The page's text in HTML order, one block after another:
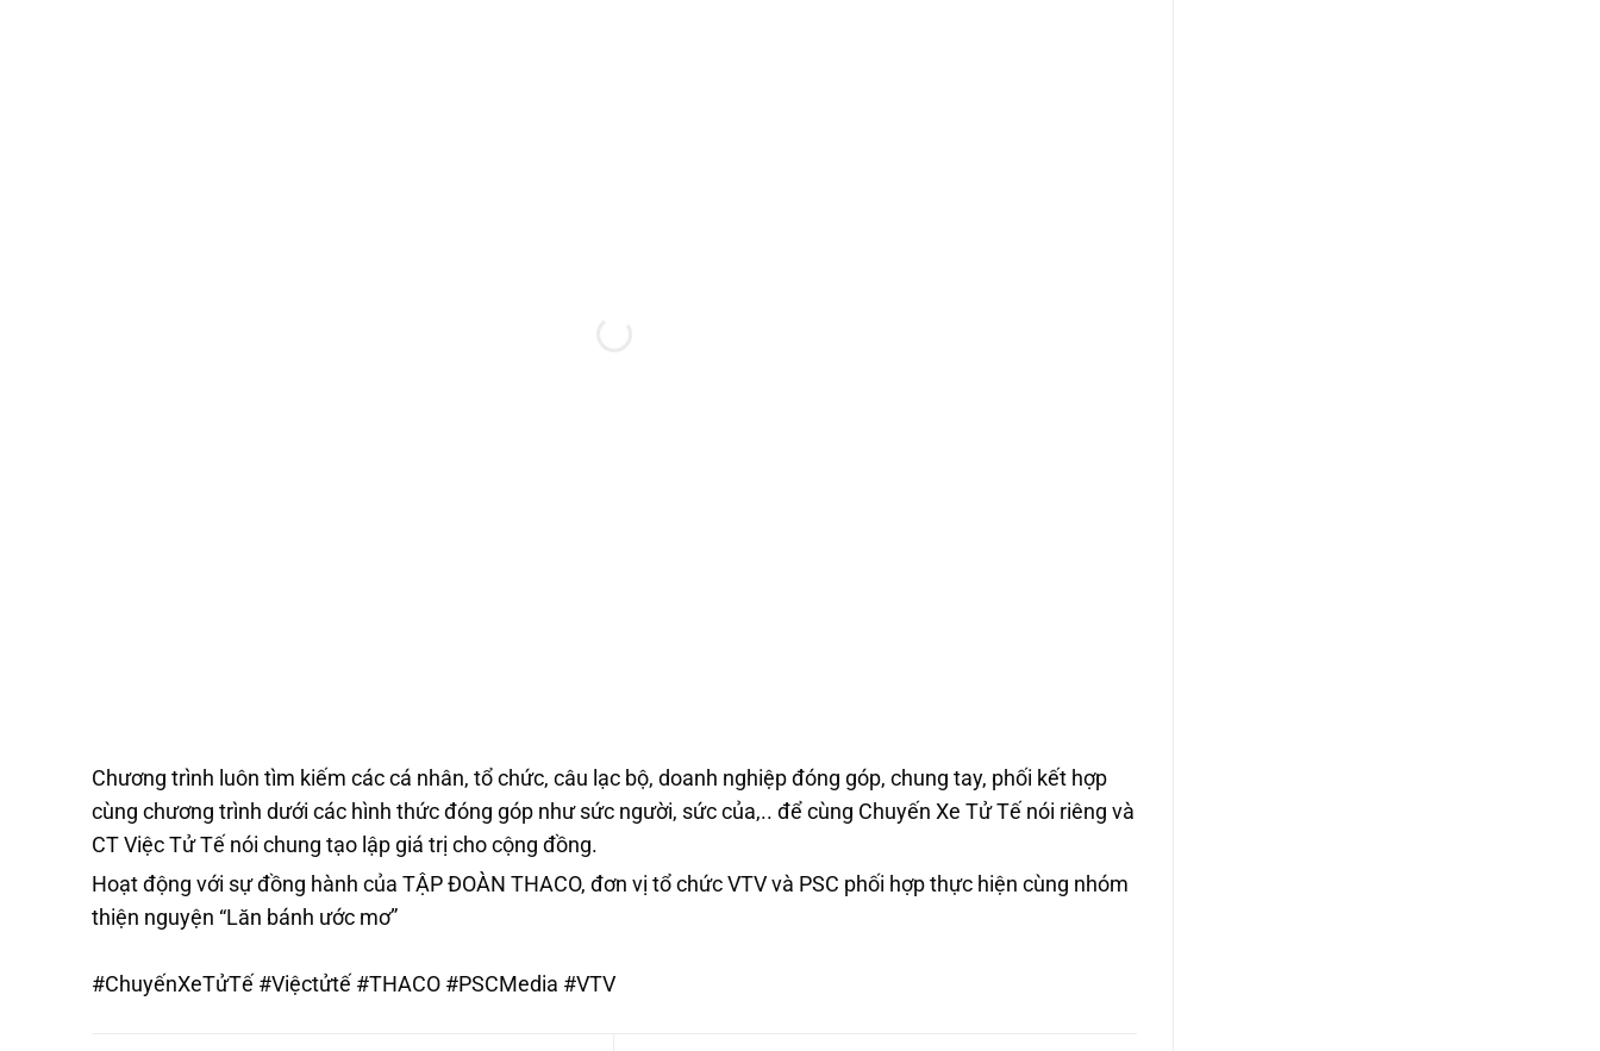
Chương trình luôn tìm kiếm các cá nhân, tổ chức, câu lạc bộ, doanh nghiệp đóng góp, chung tay, phối kết hợp
cùng chương trình dưới các hình thức đóng góp như sức người, sức của,.. để cùng Chuyến Xe Tử Tế nói riêng và
CT Việc Tử Tế nói chung tạo lập giá trị cho cộng đồng.
Hoạt động với sự đồng hành của TẬP ĐOÀN THACO, đơn vị tổ chức VTV và PSC phối hợp thực hiện cùng nhóm
thiện nguyện “Lăn bánh ước mơ”
#ChuyếnXeTửTế #Việctửtế #THACO #PSCMedia #VTV